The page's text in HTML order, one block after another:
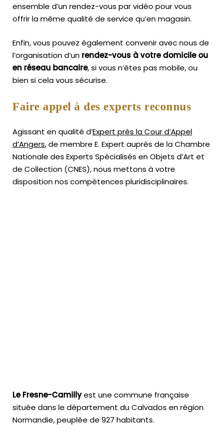
ensemble d’un rendez-vous par vidéo pour vous
offrir la même qualité de service qu’en magasin.
Enfin, vous pouvez également convenir avec nous de
l’organisation d’un rendez-vous à votre domicile ou
en réseau bancaire, si vous n’êtes pas mobile, ou
bien si cela vous sécurise.
Faire appel à des experts reconnus
Agissant en qualité d’Expert près la Cour d’Appel
d’Angers, de membre E. Expert auprès de laChambre
Nationale des Experts Spécialisés en Objets d’Art et
de Collection (CNES),nous mettons à votre
disposition nos compétences pluridisciplinaires.
Le Fresne-Camillyest une commune française
située dans le département du Calvados en région
Normandie, peuplée de 927 habitants.